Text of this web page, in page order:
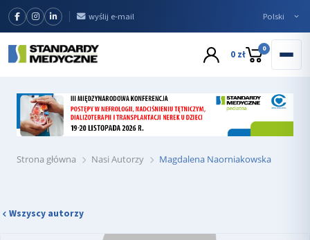
wyślij e-mail
0 zł 0
Strona główna Nasi Autorzy Magdalena Naorniakowska
Wszyscy autorzy